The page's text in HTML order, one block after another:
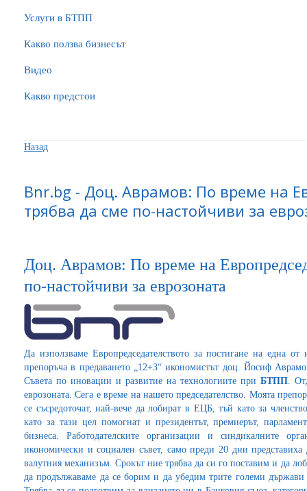
Услуги в БТПП
Какво ползва бизнесът
Видео
Какво предстои
Назад
Bnr.bg - Доц. Аврамов: По време на
трябва да сме по-настойчиви за
Доц. Аврамов: По време на
по-настойчиви за еврозоната
Да използваме Европредседателството за постигане на една
препоръча в предаването „12+3“ икономистът доц. Йосиф
Съвета по иновации и развитие на технологиите при БТПП.
еврозоната. Сега е време на нашето председателство. Моята
се съсредоточат, най-вече да лобират в ЕЦБ, тъй като за
като за тази цел помогнат и президентът, премиерът,
бизнеса. Работодателските организации и синдикалните
икономически и социален съвет, само преди 20 дни представиха
валутния механизъм. Срокът ние трябва да си го поставим и да
да продължаваме да се борим и да убедим трите големи